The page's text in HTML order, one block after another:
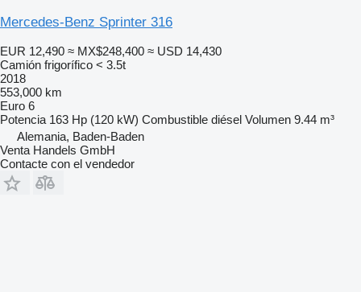
Mercedes-Benz Sprinter 316
EUR 12,490 ≈ MX$248,400 ≈ USD 14,430
Camión frigorífico < 3.5t
2018
553,000 km
Euro 6
Potencia 163 Hp (120 kW) Combustible diésel Volumen 9.44 m³
Alemania, Baden-Baden
Venta Handels GmbH
Contacte con el vendedor